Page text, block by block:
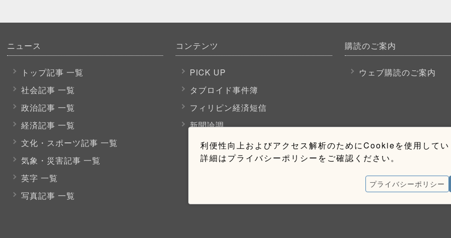
利便性向上およびアクセス解析のためにCookieを使用して
詳細はプライバシーポリシーをご確認ください。
プライバシーポリシー
ニュース
トップ記事 一覧
社会記事 一覧
政治記事 一覧
経済記事 一覧
文化・スポーツ記事 一覧
気象・災害記事 一覧
英字 一覧
写真記事 一覧
コンテンツ
PICK UP
タブロイド事件簿
フィリピン経済短信
新聞論調
購読のご案内
ウェブ購読のご案内